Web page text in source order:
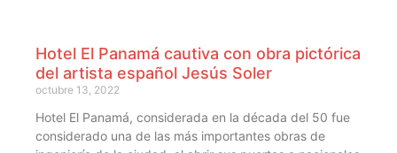
Hotel El Panamá cautiva con obra pictórica
del artista español Jesús Soler
octubre 13, 2022
Hotel El Panamá, considerada en la década del 50 fue
considerado una de las más importantes obras de